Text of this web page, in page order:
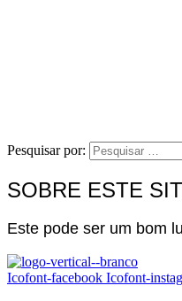
Pesquisar por:
SOBRE ESTE
Este pode ser um bom
Icofont-facebook Icofont-